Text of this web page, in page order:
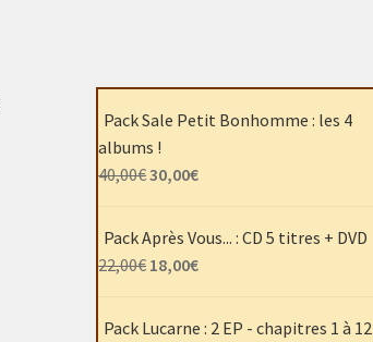
Pack Sale Petit Bonhomme : les 4
albums !
40,00€Le
initial
était :
30,00€Le
actuel
Pack Après Vous... : CD 5 titres + DVD
22,00€ Le
18,00€Le
actuel
Pack Lucarne : 2 EP - chapitres 1 à 12